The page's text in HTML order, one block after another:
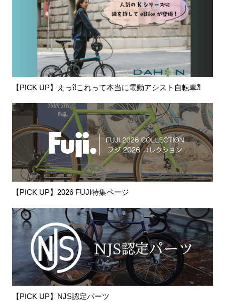
【PICK UP】えっ⁈これって本当に電動アシスト自転車⁈
【PICK UP】2026 FUJI特集ページ
【PICK UP】NJS認定パーツ